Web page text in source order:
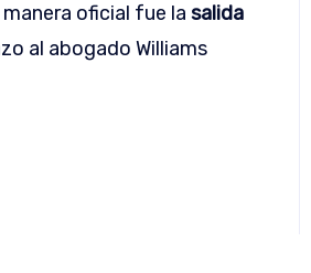
oficial fue la salida
al abogado Williams